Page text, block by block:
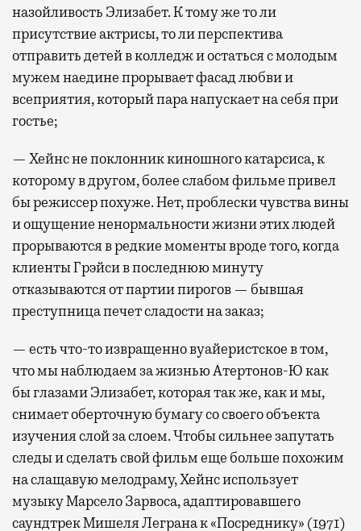
назойливость Элизабет. К тому же то ли
присутствие актрисы, то ли перспектива
отправить детей в колледж и остаться с молодым
мужем наедине прорывает фасад любви и
всеприятия, который пара напускает на себя при
гостье;
— Хейнс не поклонник киношного катарсиса, к
которому в другом, более слабом фильме привел
бы режиссер похуже. Нет, проблески чувства вины
и ощущение ненормальности жизни этих людей
прорываются в редкие моменты вроде того, когда
клиенты Грэйси в последнюю минуту
отказываются от партии пирогов — бывшая
преступница печет сладости на заказ;
— есть что-то извращенно вуайеристское в том,
что мы наблюдаем за жизнью Атертонов-Ю как
бы глазами Элизабет, которая так же, как и мы,
снимает оберточную бумагу со своего объекта
изучения слой за слоем. Чтобы сильнее запутать
следы и сделать свой фильм еще больше похожим
на слащавую мелодраму, Хейнс использует
музыку Марсело Зарвоса, адаптировавшего
саундтрек Мишеля Леграна к «Посреднику» (1971)